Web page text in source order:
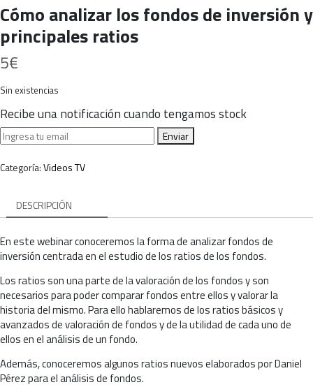
Cómo analizar los fondos de inversión y
principales ratios
5€
Sin existencias
Recibe una notificación cuando tengamos stock
Enviar
Categoría:Videos TV
DESCRIPCIÓN
En este webinar conoceremos la forma de analizar fondos de
inversión centrada en el estudio de los ratios de los fondos.
Los ratios son una parte de la valoración de los fondos y son
necesarios para poder comparar fondos entre ellos y valorar la
historia del mismo. Para ello hablaremos de los ratios básicos y
avanzados de valoración de fondos y de la utilidad de cada uno de
ellos en el análisis de un fondo.
Además, conoceremos algunos ratios nuevos elaborados por Daniel
Pérez para el análisis de fondos.